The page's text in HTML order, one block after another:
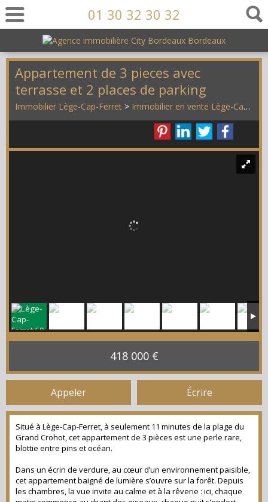
01 30 32 30 32
Appartement de 3 pieces avec
terrasse et 2 places de parking
Immobilier Lège-Cap-Ferret > Immobilier en vente Lège-Cap-Ferret
418 000 €
Appeler Écrire
Situé à Lège-Cap-Ferret, à seulement 11 minutes de la plage du
Grand Crohot, cet appartement de 3 pièces est une perle rare,
blottie entre pins et océan.
Dans un écrin de verdure, au cœur d’un environnement paisible,
cet appartement baigné de lumière s’ouvre sur la forêt. Depuis
les chambres, la vue invite au calme et à la rêverie : ici, chaque